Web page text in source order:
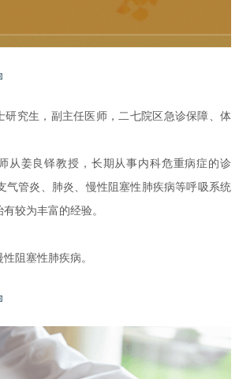
研究生，副主任医师，二七院区急诊保障、体
从姜良铎教授，长期从事内科危重病症的诊
气管炎、肺炎、慢性阻塞性肺疾病等呼吸系统
较为丰富的经验。
阻塞性肺疾病。